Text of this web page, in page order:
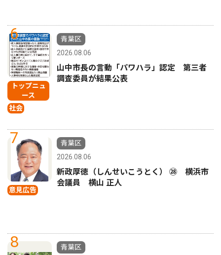
6
トップニュ
ース
社会
青葉区
2026.08.06
山中市長の言動「パワハラ」認定 第三者
調査委員が結果公表
7
意見広告
青葉区
2026.08.06
新政厚徳（しんせいこうとく） ㉘ 横浜市
会議員 横山 正人
8
青葉区